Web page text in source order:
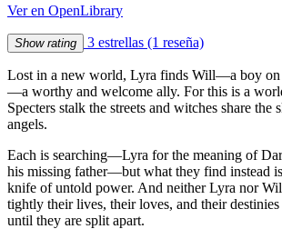
Ver en OpenLibrary
Show rating 3 estrellas (1 reseña)
Lost in a new world, Lyra finds Will—a boy on
—a worthy and welcome ally. For this is a
Specters stalk the streets and witches share the
angels.
Each is searching—Lyra for the meaning of
his missing father—but what they find instead
knife of untold power. And neither Lyra nor
tightly their lives, their loves, and their destinies
until they are split apart.